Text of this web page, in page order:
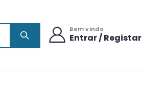
Bem vindo
Entrar / Registar